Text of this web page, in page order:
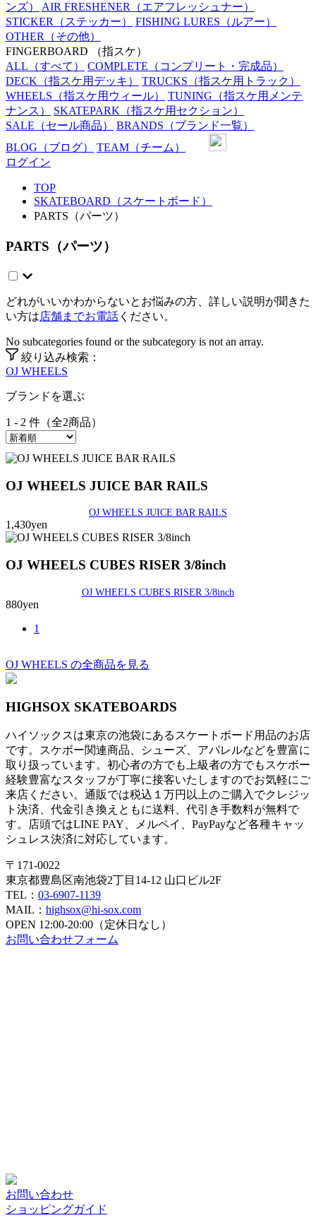
ンズ）
AIR FRESHENER （エアフレッシュナー）
STICKER （ステッカー） FISHING LURES （ルアー）
OTHER （その他）
FINGERBOARD
（指スケ）
ALL （すべて） COMPLETE （コンプリート・完成品）
DECK （指スケ用デッキ） TRUCKS （指スケ用トラック）
WHEELS （指スケ用ウィール） TUNING （指スケ用メンテ
ナンス）
SKATEPARK （指スケ用セクション）
SALE （セール商品） BRANDS （ブランド一覧）
BLOG （ブログ） TEAM （チーム）
ログイン
TOP
SKATEBOARD（スケートボード）
PARTS（パーツ）
PARTS（パーツ）
どれがいいかわからないとお悩みの方、詳しい説明が聞きた
い方は店舗までお電話 ください。
No subcategories found or the subcategory is not an array.
絞り込み検索：
OJ WHEELS
ブランドを選ぶ
1 - 2 件（全2商品）
OJ WHEELS JUICE BAR RAILS
OJ WHEELS JUICE BAR RAILS
1,430yen
OJ WHEELS CUBES RISER 3/8inch
OJ WHEELS CUBES RISER 3/8inch
880yen
1
OJ WHEELS の全商品を見る
HIGHSOX SKATEBOARDS
ハイソックスは東京の池袋にあるスケートボード用品のお店
です。スケボー関連商品、シューズ、アパレルなどを豊富に
取り扱っています。初心者の方でも上級者の方でもスケボー
経験豊富なスタッフが丁寧に接客いたしますのでお気軽にご
来店ください。通販では税込１万円以上のご購入でクレジッ
ト決済、代金引き換えともに送料、代引き手数料が無料で
す。店頭ではLINE PAY、メルペイ、PayPayなど各種キャッ
シュレス決済に対応しています。
〒171-0022
東京都豊島区南池袋2丁目14-12 山口ビル2F
TEL： 03-6907-1139
MAIL： highsox@hi-sox.com
OPEN 12:00-20:00（定休日なし）
お問い合わせフォーム
お問い合わせ
ショッピングガイド